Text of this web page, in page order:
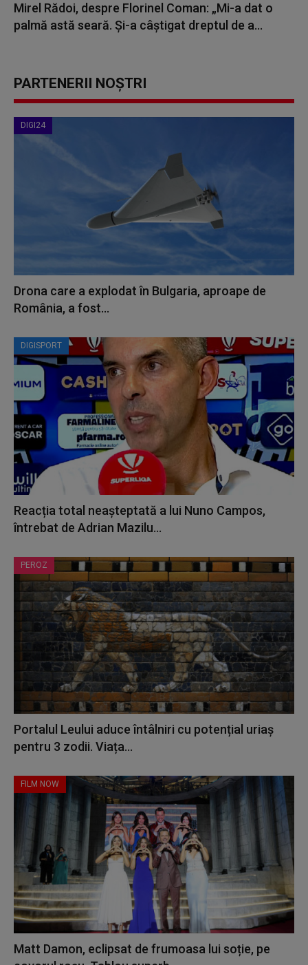
Mirel Rădoi, despre Florinel Coman: „Mi-a dat o
palmă astă seară. Și-a câștigat dreptul de a...
PARTENERII NOȘTRI
DIGI24
Drona care a explodat în Bulgaria, aproape de
România, a fost...
DIGISPORT
Reacția total neașteptată a lui Nuno Campos,
întrebat de Adrian Mazilu...
PEROZ
Portalul Leului aduce întâlniri cu potențial uriaș
pentru 3 zodii. Viața...
FILM NOW
Matt Damon, eclipsat de frumoasa lui soție, pe